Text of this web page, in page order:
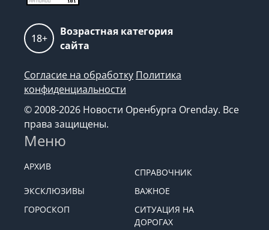
18+
Возрастная категория
сайта
Согласие на обработку Политика
конфиденциальности
© 2008-2026 Новости Оренбурга Orenday. Все
права защищены.
Меню
АРХИВ
СПРАВОЧНИК
ЭКСКЛЮЗИВЫ
ВАЖНОЕ
ГОРОСКОП
СИТУАЦИЯ НА
ДОРОГАХ